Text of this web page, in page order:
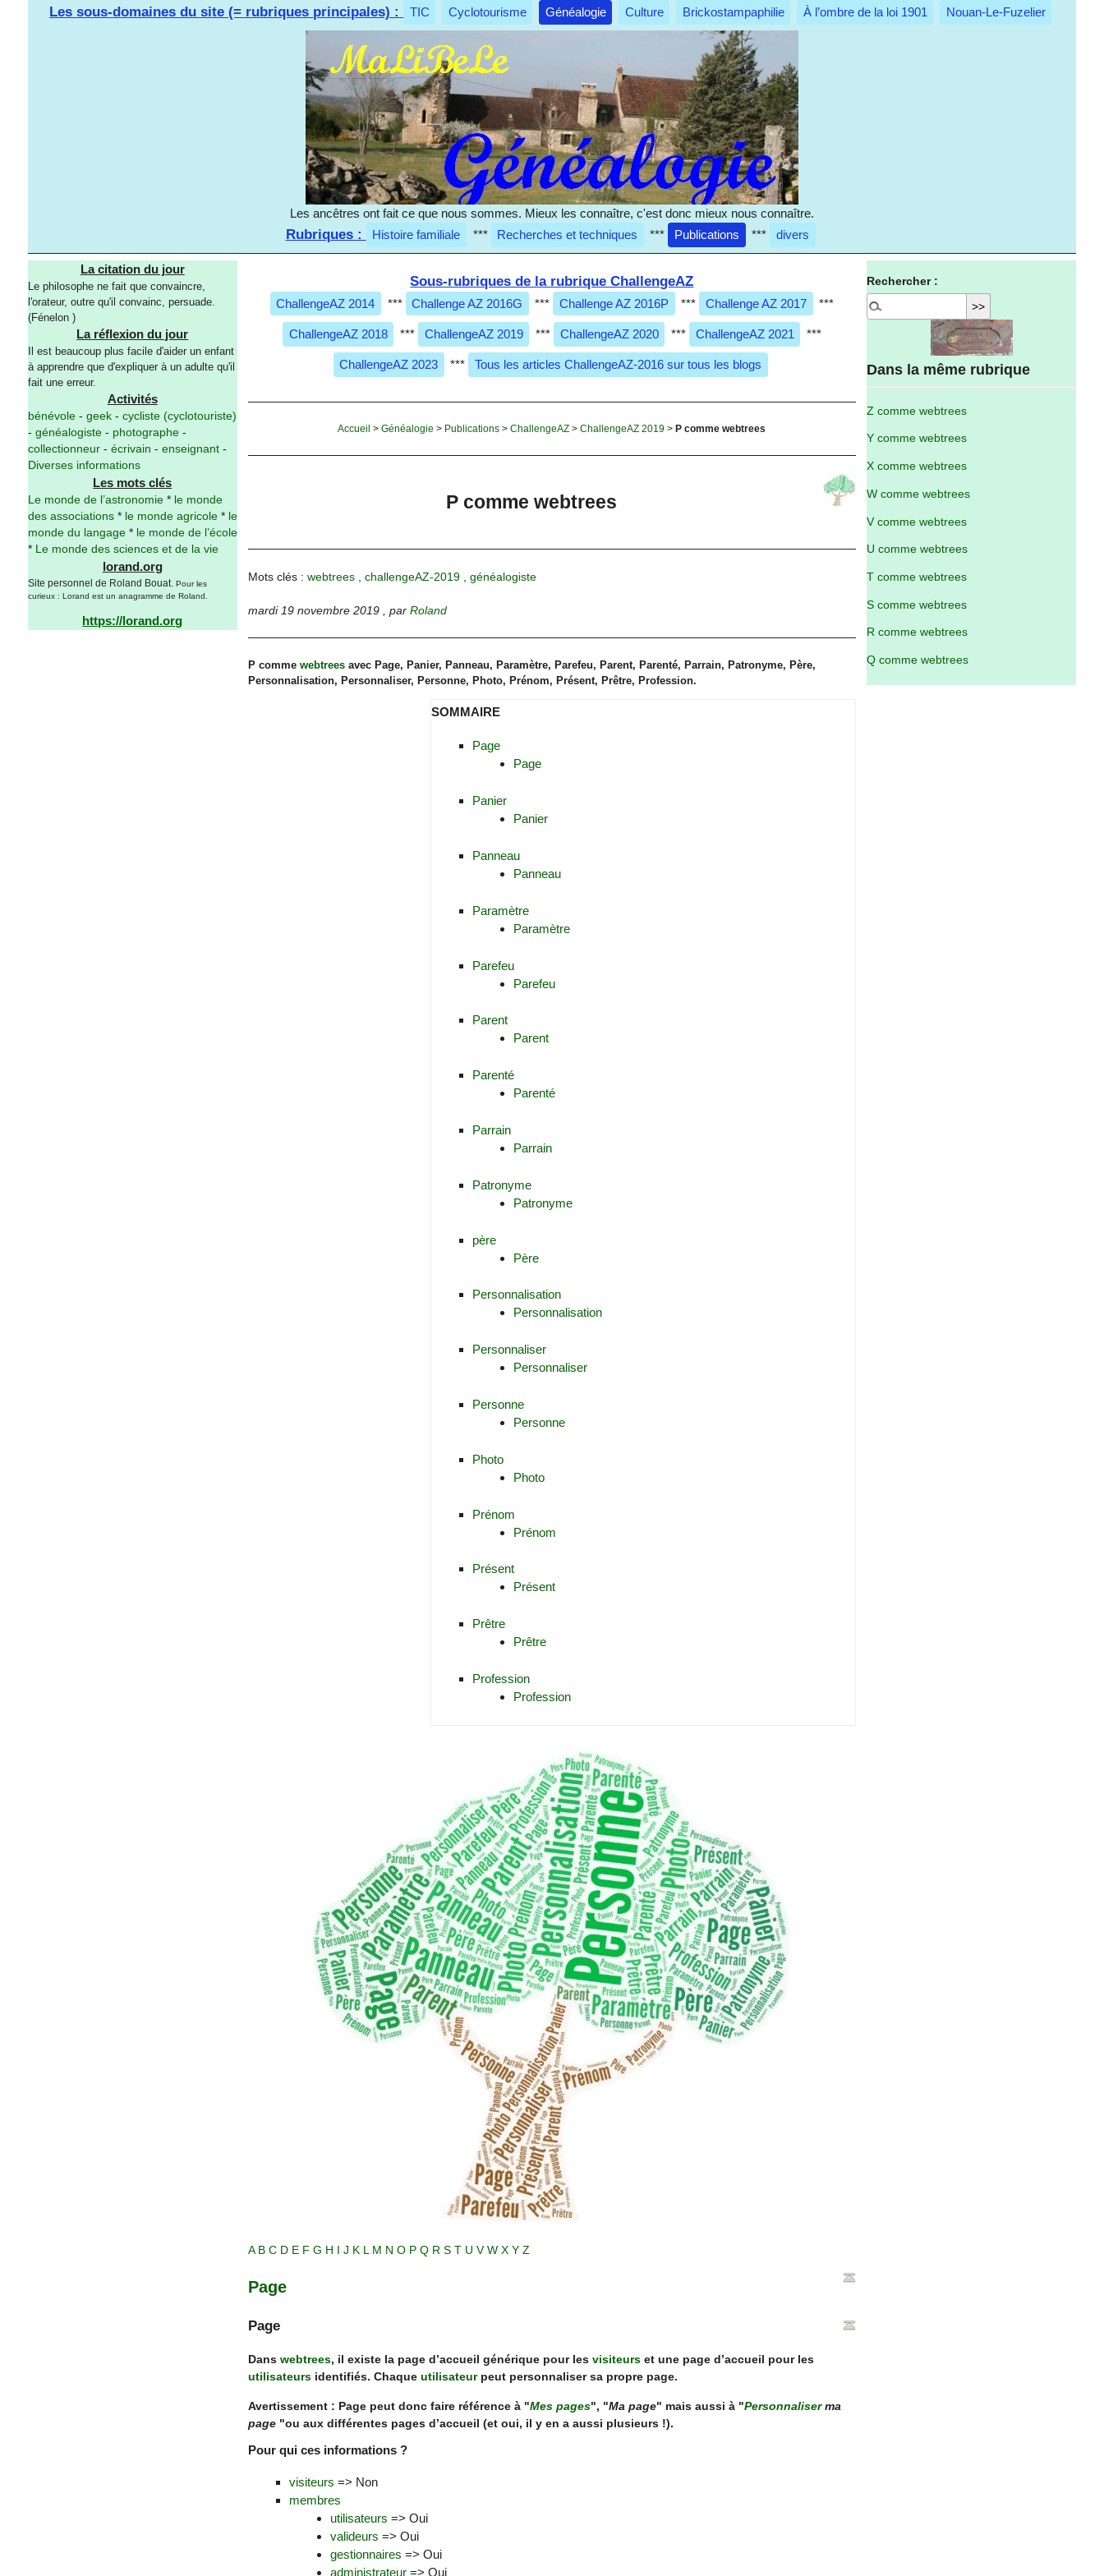
Les sous-domaines du site (= rubriques principales) : TIC Cyclotourisme Généalogie Culture Brickostampaphilie À l’ombre de la loi 1901 Nouan-Le-Fuzelier
Les ancêtres ont fait ce que nous sommes. Mieux les connaître, c'est donc mieux nous connaître.
Rubriques : Histoire familiale *** Recherches et techniques *** Publications *** divers
La citation du jour
Le philosophe ne fait que convaincre,
l'orateur, outre qu'il convainc, persuade.
(Fénelon )
La réflexion du jour
Il est beaucoup plus facile d'aider un enfant
à apprendre que d'expliquer à un adulte qu'il
fait une erreur.
Activités
bénévole- geek- cycliste (cyclotouriste)
- généalogiste- photographe-
collectionneur- écrivain - enseignant-
Diverses informations
Les mots clés
Le monde de l’astronomie* le monde
des associations* le monde agricole* le
monde du langage* le monde de l’école
*
Le monde des sciences et de la vie
lorand.org
Site personnel de Roland Bouat. Pour les
curieux : Lorand est un anagramme de Roland.
https://lorand.org
Sous-rubriques de la rubrique ChallengeAZ
ChallengeAZ 2014 *** Challenge AZ 2016G *** Challenge AZ 2016P *** Challenge AZ 2017 ***
ChallengeAZ 2018 *** ChallengeAZ 2019 *** ChallengeAZ 2020 *** ChallengeAZ 2021 ***
ChallengeAZ 2023 *** Tous les articles ChallengeAZ-2016 sur tous les blogs
Accueil >Généalogie > Publications >ChallengeAZ >ChallengeAZ 2019 >P comme webtrees
P comme webtrees
Mots clés : webtrees, challengeAZ-2019, généalogiste
mardi 19 novembre 2019 par Roland
P comme webtreesavec Page, Panier, Panneau, Paramètre, Parefeu, Parent, Parenté, Parrain, Patronyme, Père,
Personnalisation, Personnaliser, Personne, Photo, Prénom, Présent, Prêtre, Profession.
SOMMAIRE
Page
Page
Panier
Panier
Panneau
Panneau
Paramètre
Paramètre
Parefeu
Parefeu
Parent
Parent
Parenté
Parenté
Parrain
Parrain
Patronyme
Patronyme
père
Père
Personnalisation
Personnalisation
Personnaliser
Personnaliser
Personne
Personne
Photo
Photo
Prénom
Prénom
Présent
Présent
Prêtre
Prêtre
Profession
Profession
A B C D E F G H I J K L M N O P Q R S T U V W X Y Z
Page
Page
Dans webtrees, il existe la page d’accueil générique pour les visiteurset une page d’accueil pour les
utilisateursidentifiés. Chaque utilisateurpeut personnaliser sa propre page.
Avertissement : Page peut donc faire référence à "Mes pages", "Ma page" mais aussi à "Personnaliserma
page"ou aux différentes pages d’accueil (et oui, il y en a aussi plusieurs !).
Pour qui ces informations ?
visiteurs => Non
membres
utilisateurs => Oui
valideurs => Oui
gestionnaires => Oui
administrateur=> Oui
Rechercher :
Dans la même rubrique
Z comme webtrees
Y comme webtrees
X comme webtrees
W comme webtrees
V comme webtrees
U comme webtrees
T comme webtrees
S comme webtrees
R comme webtrees
Q comme webtrees